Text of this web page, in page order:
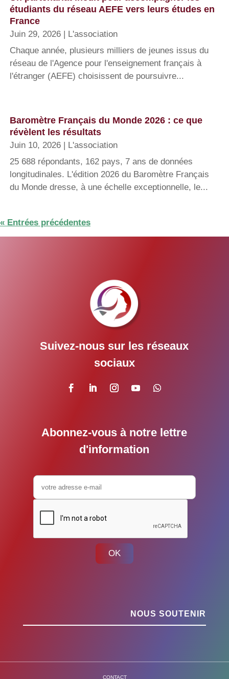
étudiants du réseau AEFE vers leurs études en
France
Juin 29, 2026
L'association
Chaque année, plusieurs milliers de jeunes issus du
réseau de l'Agence pour l'enseignement français à
l'étranger (AEFE) choisissent de poursuivre...
Baromètre Français du Monde 2026 : ce que
révèlent les résultats
Juin 10, 2026
L'association
25 688 répondants, 162 pays, 7 ans de données
longitudinales. L'édition 2026 du Baromètre Français
du Monde dresse, à une échelle exceptionnelle, le...
« Entrées précédentes
Suivez-nous sur les réseaux
sociaux
Abonnez-vous à notre lettre
d'information
OK
NOUS SOUTENIR
CONTACT